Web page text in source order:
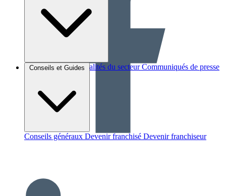
Brèves et actus Actualités du secteur Communiqués de presse
Conseils et Guides
Conseils généraux Devenir franchisé Devenir franchiseur